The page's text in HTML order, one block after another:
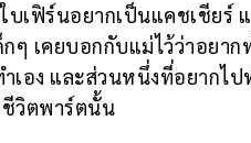
บเฟิร์นอยากเป็นแคชเชียร์
ๆ เคยบอกกับแม่ไว้ว่าอยา
เอง และส่วนหนึ่งที่อยากไ
วิตพาร์ตนั้น